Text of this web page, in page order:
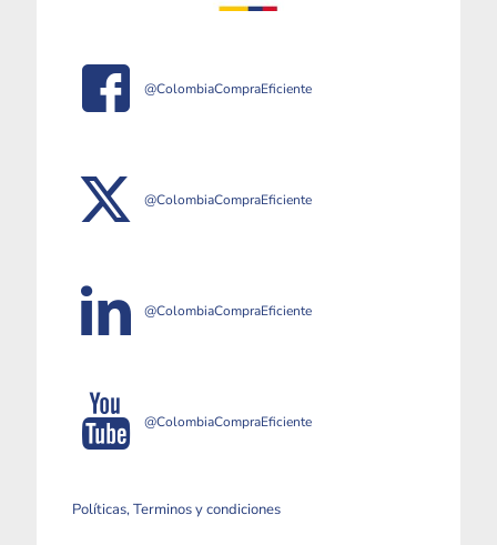
@ColombiaCompraEficiente
@ColombiaCompraEficiente
@ColombiaCompraEficiente
@ColombiaCompraEficiente
Políticas, Terminos y condiciones